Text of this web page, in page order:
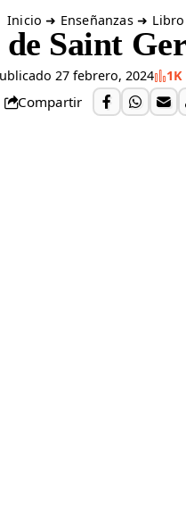
Inicio ➜ Enseñanzas➜
Saint
27 febrero, 2024
Compartir